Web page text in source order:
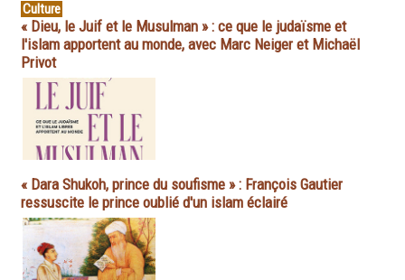
Culture
« Dieu, le Juif et le Musulman » : ce que le judaïsme et
l'islam apportent au monde, avec Marc Neiger et Michaël
Privot
« Dara Shukoh, prince du soufisme » : François Gautier
ressuscite le prince oublié d'un islam éclairé